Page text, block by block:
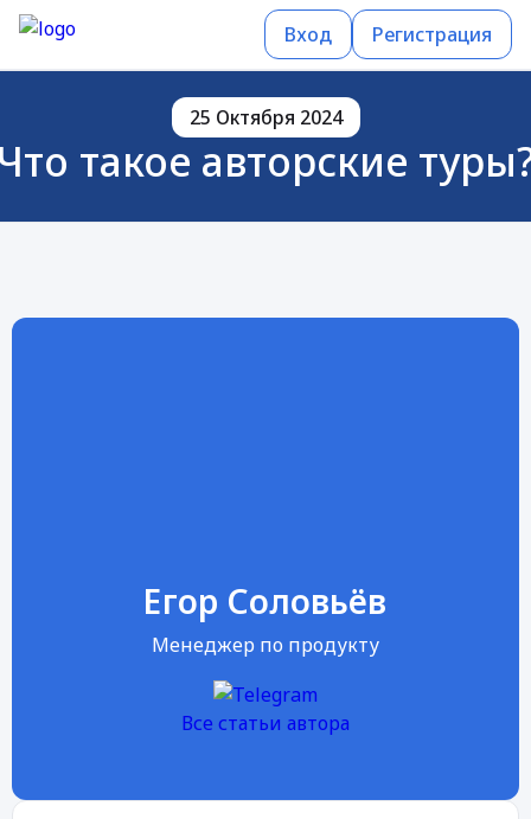
Вход Регистрация
25 Октября 2024
такое авторские
Егор Соловьёв
Менеджер по продукту
Все статьи автора